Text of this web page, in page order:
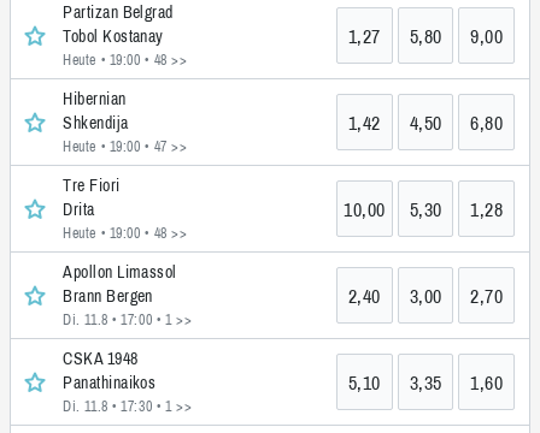
Partizan Belgrad
Tobol Kostanay
Heute • 19:00 • 48 >>
1,27 5,80 9,00
Hibernian
Shkendija
Heute • 19:00 • 47 >>
1,42 4,50 6,80
Tre Fiori
Drita
Heute • 19:00 • 48 >>
10,00 5,30 1,28
Apollon Limassol
Brann Bergen
Di. 11.8 • 17:00 • 1 >>
2,40 3,00 2,70
CSKA 1948
Panathinaikos
Di. 11.8 • 17:30 • 1 >>
5,10 3,35 1,60